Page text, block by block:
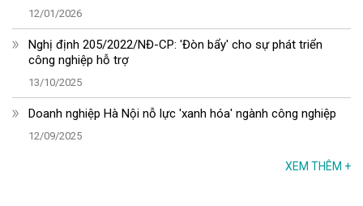
12/01/2026
Nghị định 205/2022/NĐ-CP: 'Đòn bẩy' cho sự phát triển
công nghiệp hỗ trợ
13/10/2025
Doanh nghiệp Hà Nội nỗ lực 'xanh hóa' ngành công nghiệp
12/09/2025
XEM THÊM +